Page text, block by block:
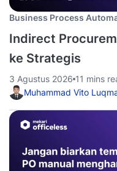
Business Process
Indirect
ke Strategis
3 Agustus 2026 11 mins
Muhammad Vito